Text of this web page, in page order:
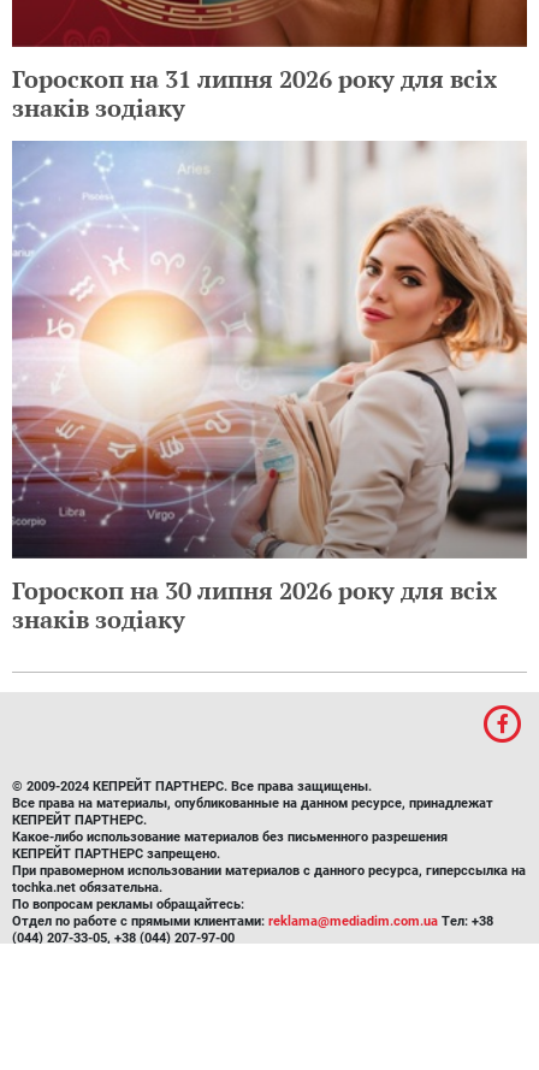
Гороскоп на 1 серпня 2026 року для всіх
знаків зодіаку
Гороскоп на 31 липня 2026 року для всіх
знаків зодіаку